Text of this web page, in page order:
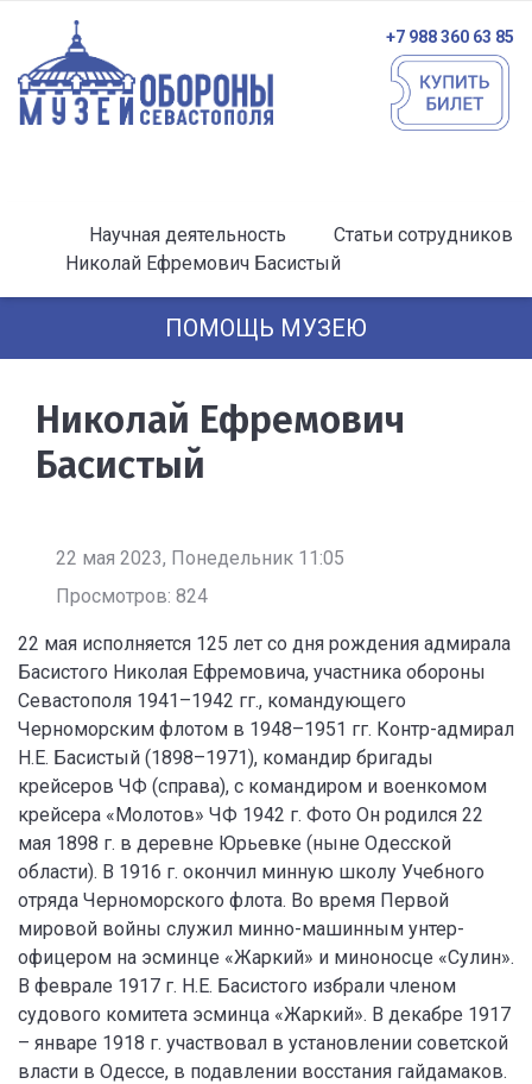
+7 988 360 63 85
Научная деятельность
Статьи сотрудников
Николай Ефремович Басистый
ПОМОЩЬ МУЗЕЮ
Николай Ефремович
Басистый
22 мая 2023, Понедельник 11:05
Просмотров: 824
22 мая исполняется 125 лет со дня рождения адмирала
Басистого Николая Ефремовича, участника обороны
Севастополя 1941–1942 гг., командующего
Черноморским флотом в 1948–1951 гг. Контр-адмирал
Н.Е. Басистый (1898–1971), командир бригады
крейсеров ЧФ (справа), с командиром и военкомом
крейсера «Молотов» ЧФ 1942 г. Фото Он родился 22
мая 1898 г. в деревне Юрьевке (ныне Одесской
области). В 1916 г. окончил минную школу Учебного
отряда Черноморского флота. Во время Первой
мировой войны служил минно-машинным унтер-
офицером на эсминце «Жаркий» и миноносце «Сулин».
В феврале 1917 г. Н.Е. Басистого избрали членом
судового комитета эсминца «Жаркий». В декабре 1917
– январе 1918 г. участвовал в установлении советской
власти в Одессе, в подавлении восстания гайдамаков.